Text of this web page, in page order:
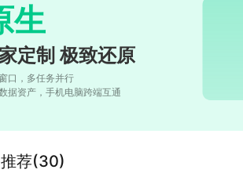
生
定制 极致还原
口，多任务并行
据资产，手机电脑跨端互通
荐(30)